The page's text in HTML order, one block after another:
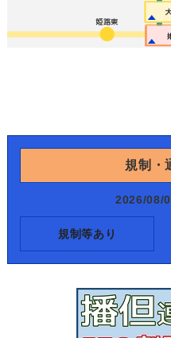
規制・
2026/08/
規制等あり